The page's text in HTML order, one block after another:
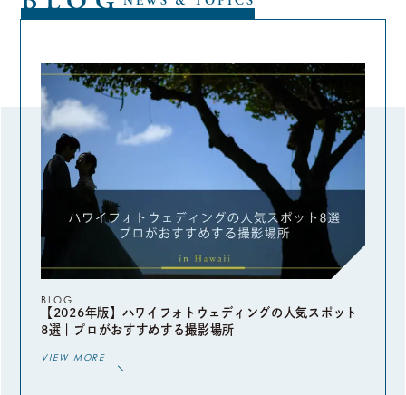
BLOG
【2026年版】ハワイフォトウェディングの人気スポット
8選｜プロがおすすめする撮影場所
VIEW MORE